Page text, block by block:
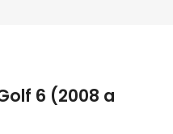
6 (2008 a